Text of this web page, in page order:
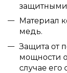
Материал
медь.
Защита от
мощности
случае